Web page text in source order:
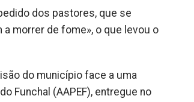
dos pastores, que se
morrer de fome», o que levou o
do município face a uma
Funchal (AAPEF), entregue no